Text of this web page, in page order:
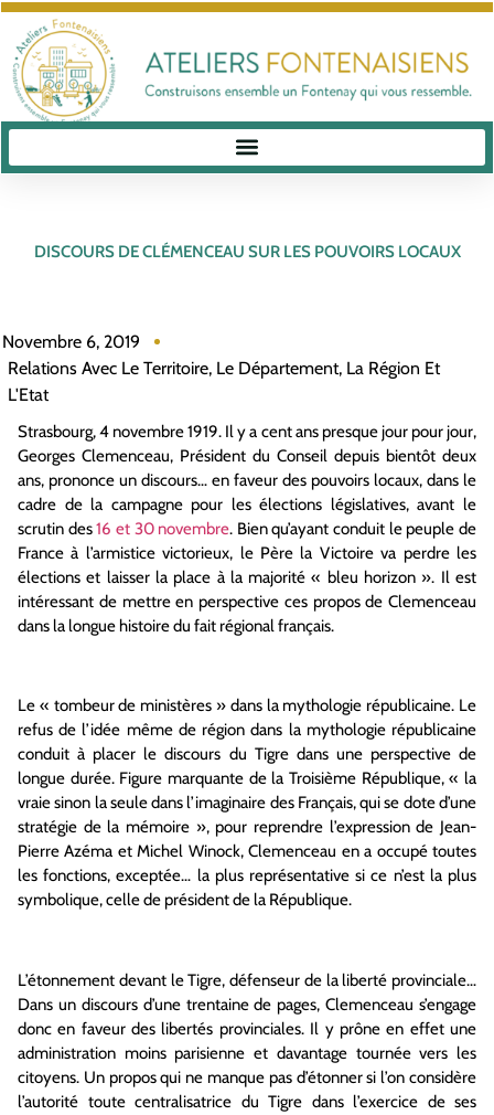
DISCOURS DE CLÉMENCEAU SUR LES POUVOIRS LOCAUX
Novembre 6, 2019
Relations Avec Le Territoire, Le Département, La Région Et
L'Etat
Strasbourg, 4 novembre 1919. Il y a cent ans presque jour pour jour,
Georges Clemenceau, Président du Conseil depuis bientôt deux
ans, prononce un discours… en faveur des pouvoirs locaux, dans le
cadre de la campagne pour les élections législatives, avant le
scrutin des16 et 30 novembre. Bien qu’ayant conduit le peuple de
France à l’armistice victorieux, le Père la Victoire va perdre les
élections et laisser la place à la majorité « bleu horizon ». Il est
intéressant de mettre en perspective ces propos de Clemenceau
dans la longue histoire du fait régional français.
Le « tombeur de ministères » dans la mythologie républicaine. Le
refus de l’idée même de région dans la mythologie républicaine
conduit à placer le discours du Tigre dans une perspective de
longue durée. Figure marquante de la Troisième République, « la
vraie sinon la seule dans l’imaginaire des Français, qui se dote d’une
stratégie de la mémoire », pour reprendre l’expression de Jean-
Pierre Azéma et Michel Winock, Clemenceau en a occupé toutes
les fonctions, exceptée… la plus représentative si ce n’est la plus
symbolique, celle de président de la République.
L’étonnement devant le Tigre, défenseur de la liberté provinciale…
Dans un discours d’une trentaine de pages, Clemenceau s’engage
donc en faveur des libertés provinciales. Il y prône en effet une
administration moins parisienne et davantage tournée vers les
citoyens. Un propos qui ne manque pas d’étonner si l’on considère
l’autorité toute centralisatrice du Tigre dans l’exercice de ses